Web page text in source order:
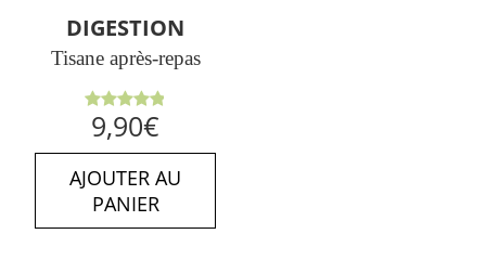
DIGESTION
Tisane après-repas
Note4.89
sur 5
9,90€
AJOUTER AU
PANIER